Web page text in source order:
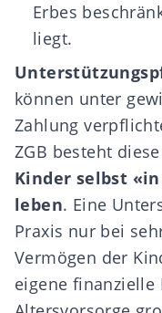
Erbes
liegt.
können unter
Zahlung
ZGB besteht
Kinder selbst
leben. Eine
Praxis nur bei
Vermögen der
eigene finanzielle